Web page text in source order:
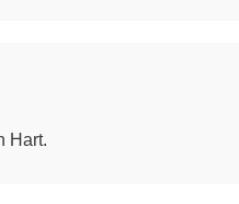
Hart.